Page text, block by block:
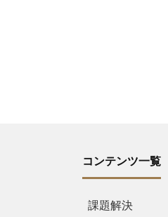
コンテンツ一覧
課題解決